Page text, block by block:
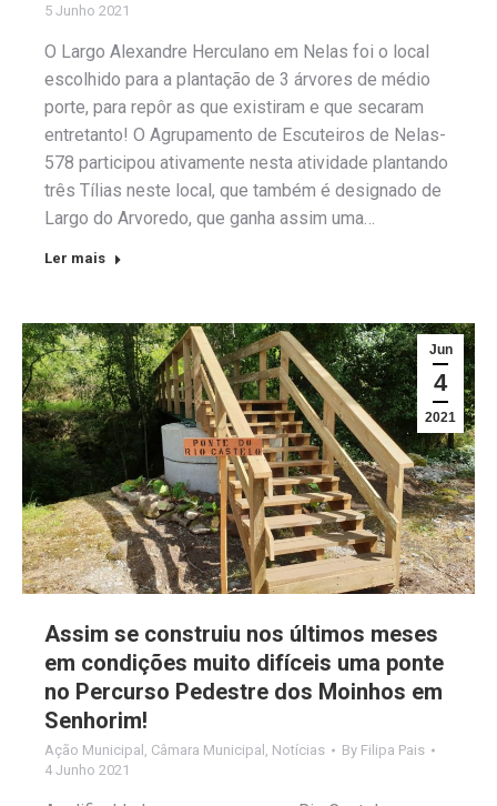
5 Junho 2021
O Largo Alexandre Herculano em Nelas foi o local
escolhido para a plantação de 3 árvores de médio
porte, para repôr as que existiram e que secaram
entretanto! O Agrupamento de Escuteiros de Nelas-
578 participou ativamente nesta atividade plantando
três Tílias neste local, que também é designado de
Largo do Arvoredo, que ganha assim uma…
Ler mais
Jun
4
2021
Assim se construiu nos últimos meses
em condições muito difíceis uma ponte
no Percurso Pedestre dos Moinhos em
Senhorim!
Ação Municipal , Câmara Municipal , Notícias By Filipa Pais
4 Junho 2021